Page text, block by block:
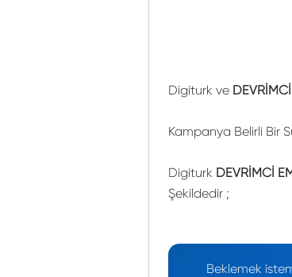
Digiturk ve
Kampanya Belirli Bir
Digiturk DEVRİMCİ
Şekildedir ;
Beklemek